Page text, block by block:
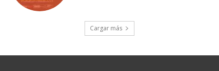
Cargar más